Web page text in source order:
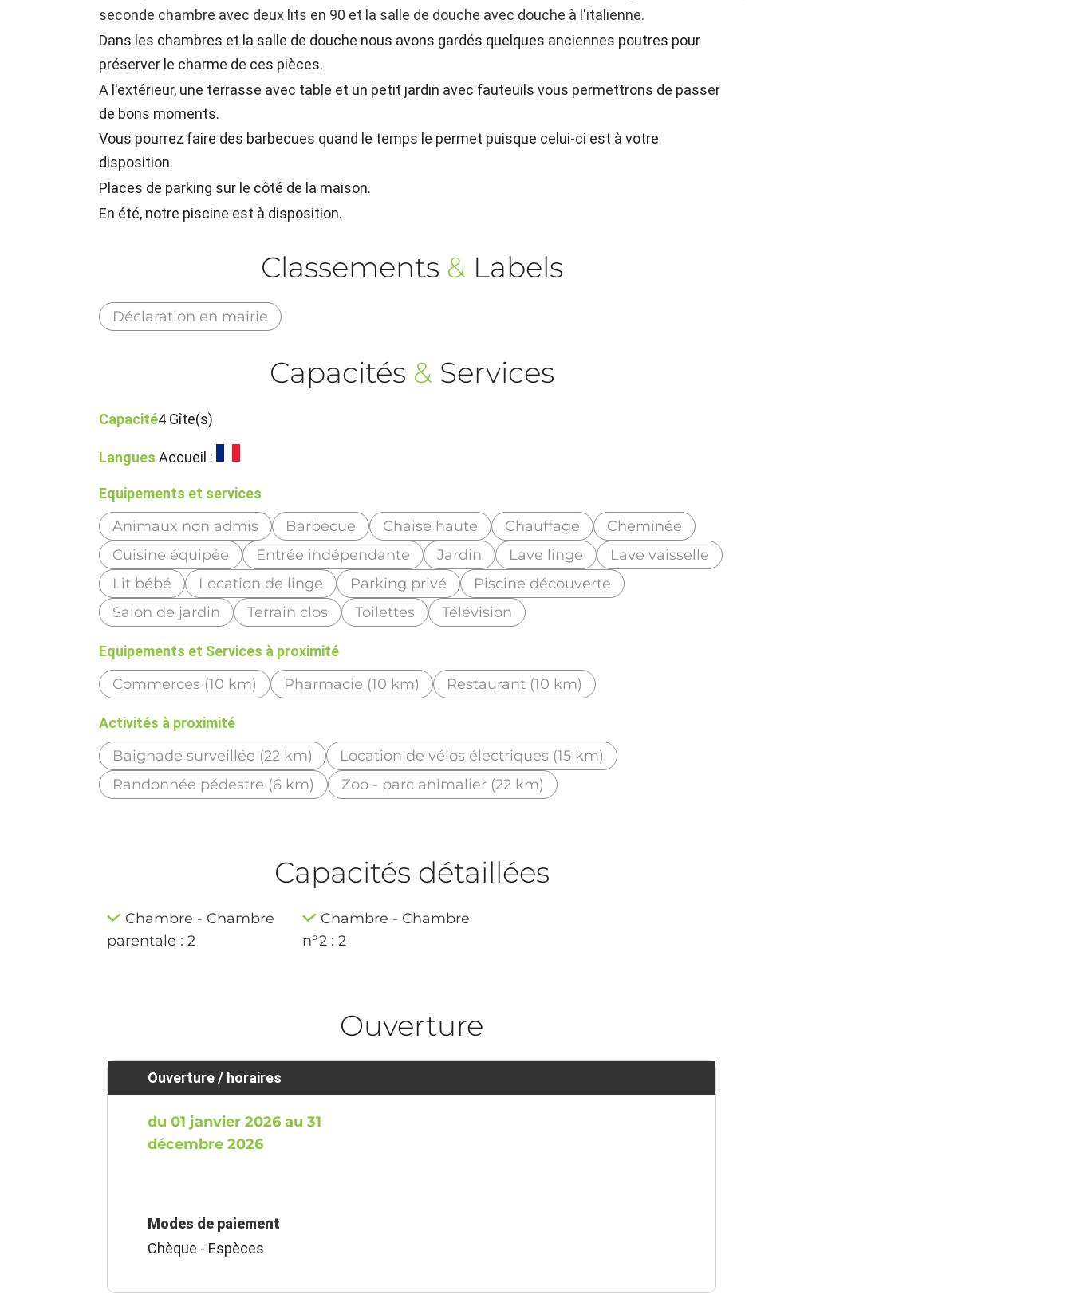
seconde chambre avec deux lits en 90 et la salle de douche avec douche à l'italienne.
Dans les chambres et la salle de douche nous avons gardés quelques anciennes poutres pour
préserver le charme de ces pièces.
A l'extérieur, une terrasse avec table et un petit jardin avec fauteuils vous permettrons de passer
de bons moments.
Vous pourrez faire des barbecues quand le temps le permet puisque celui-ci est à votre
disposition.
Places de parking sur le côté de la maison.
En été, notre piscine est à disposition.
Classements & Labels
Déclaration en mairie
Capacités & Services
Capacité4 Gîte(s)
Langues Accueil :
Equipements et services
Animaux non admis Barbecue Chaise haute Chauffage
Cheminée
Cuisine équipée
Entrée indépendante Jardin Lave linge
Lave vaisselle
Lit bébé
Location de linge Parking privé
Piscine découverte
Salon de jardin
Terrain clos Toilettes Télévision
Equipements et Services à proximité
Commerces (10 km) Pharmacie (10 km) Restaurant (10 km)
Activités à proximité
Baignade surveillée (22 km)
Location de vélos électriques (15 km)
Randonnée pédestre (6 km)
Zoo - parc animalier (22 km)
Capacités détaillées
Chambre - Chambre
parentale : 2
Chambre - Chambre
n°2 : 2
Ouverture
Ouverture / horaires
du 01 janvier 2026 au 31
décembre 2026
Modes de paiement
Chèque - Espèces